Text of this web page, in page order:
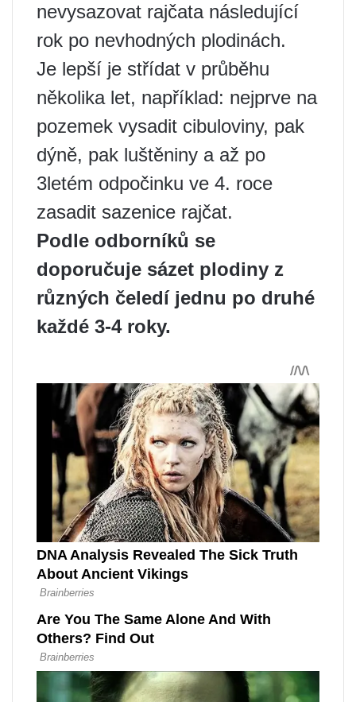
nevysazovat rajčata následující
rok po nevhodných plodinách.
Je lepší je střídat v průběhu
několika let, například: nejprve na
pozemek vysadit cibuloviny, pak
dýně, pak luštěniny a až po
3letém odpočinku ve 4. roce
zasadit sazenice rajčat.
Podle odborníků se
doporučuje sázet plodiny z
různých čeledí jednu po druhé
každé 3-4 roky.